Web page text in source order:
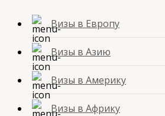
Визы в Европу
Визы в Азию
Визы в Америку
Визы в Африку